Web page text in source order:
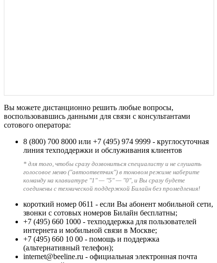
Вы можете дистанционно решить любые вопросы,
воспользовавшись данными для связи с консультантами
сотового оператора:
8 (800) 700 8000 или +7 (495) 974 9999 - круглосуточная
линия техподдержки и обслуживания клиентов
* для того, чтобы сразу дозвониться специалисту и не слушать
голосовое меню ("автоответчик") в тоновом режиме наберите
команду на клавиатуре "1" — "5" — "0", и Вы сразу будете
соединены с технической поддержкой Билайн без промедления!
короткий номер 0611 - если Вы абонент мобильной сети,
звонки с сотовых номеров Билайн бесплатны;
+7 (495) 660 1000 - техподдержка для пользователей
интернета и мобильной связи в Москве;
+7 (495) 660 10 00 - помощь и поддержка
(альтернативный телефон);
internet@beeline.ru - официальная электронная почта